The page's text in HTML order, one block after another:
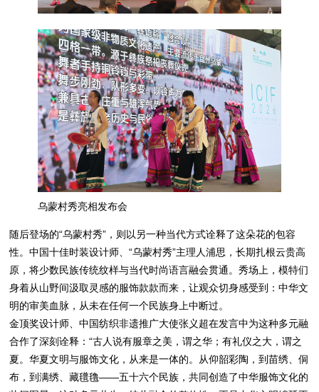
乌蒙村秀亮相发布会
随后登场的“乌蒙村秀”，则以另一种当代方式诠释了这朵花的包容
性。中国十佳时装设计师、“乌蒙村秀”主理人浦思，长期扎根云贵高
原，将少数民族传统纹样与当代时尚语言融会贯通。秀场上，模特们
身着从山野间汲取灵感的服饰款款而来，让观众切身感受到：中华文
明的审美血脉，从未在任何一个民族身上中断过。
金顶奖设计师、中国纺织非遗推广大使张义超在发言中为这种多元融
合作了深刻诠释：“古人说有服章之美，谓之华；有礼仪之大，谓之
夏。华夏文明与服饰文化，从来是一体的。从仰韶彩陶，到苗绣、侗
布，到满绣、藏氆氇——五十六个民族，共同创造了中华服饰文化的